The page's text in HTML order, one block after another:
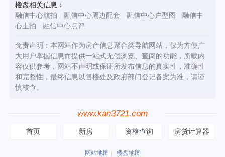
楼盘相关信息：
融信中心航拍
融信中心周边配套 融信中心户型图
融信中
心土拍
融信中心点评
免责声明：本网站作为房产信息聚合类导航网站，仅为方便广
大用户掌握信息而提供一站式无偿浏览、查阅的功能，所载内
容仅供参考，网站不声明或保证所发布信息的真实性，准确性
和完整性，最终信息以售楼处及政府部门登记备案为准，请谨
慎核查。
www.kan3721.com
首页 新房 资格查询 房贷计算器
网站地图 楼盘地图